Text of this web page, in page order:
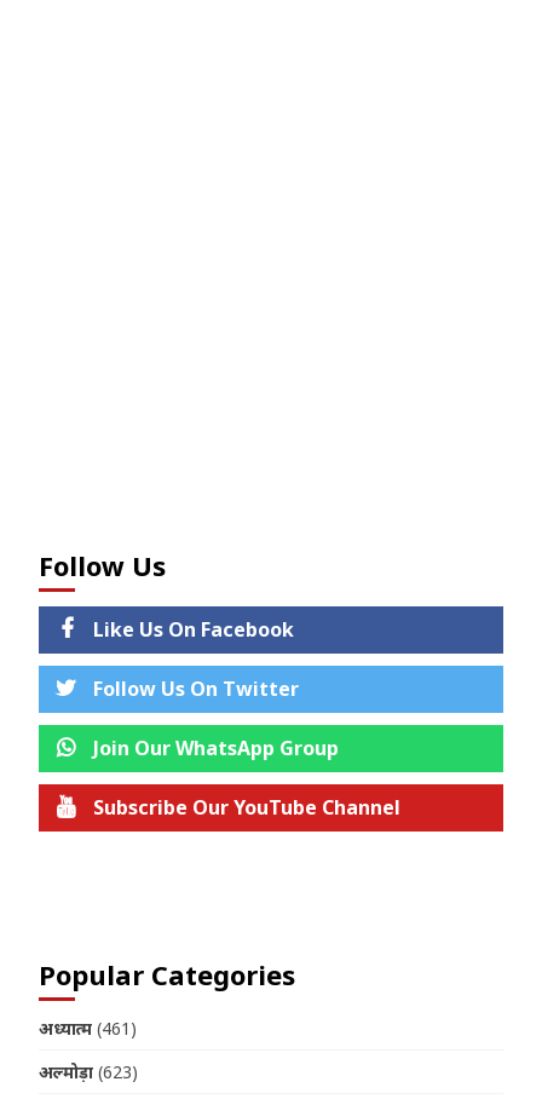
Follow Us
Like Us On Facebook
Follow Us On Twitter
Join Our WhatsApp Group
Subscribe Our YouTube Channel
Popular Categories
अध्यात्म (461)
अल्मोड़ा (623)